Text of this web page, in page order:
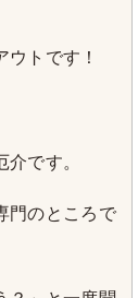
トです！
です。
門のところで